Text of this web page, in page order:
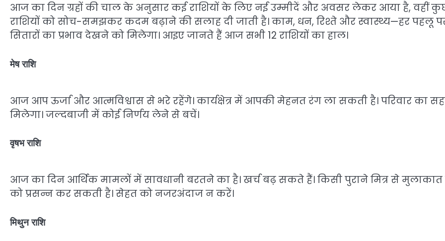
आज का दिन ग्रहों की चाल के अनुसार कई राशियों के लिए नई उम्मीदें और अवसर लेकर आया है, वहीं
राशियों को सोच-समझकर कदम बढ़ाने की सलाह दी जाती है। काम, धन, रिश्ते और स्वास्थ्य—हर पहलू
सितारों का प्रभाव देखने को मिलेगा। आइए जानते हैं आज सभी 12 राशियों का हाल।
मेष राशि
आज आप ऊर्जा और आत्मविश्वास से भरे रहेंगे। कार्यक्षेत्र में आपकी मेहनत रंग ला सकती है। परिवार का
मिलेगा। जल्दबाजी में कोई निर्णय लेने से बचें।
वृषभ राशि
आज का दिन आर्थिक मामलों में सावधानी बरतने का है। खर्च बढ़ सकते हैं। किसी पुराने मित्र से
को प्रसन्न कर सकती है। सेहत को नजरअंदाज न करें।
मिथुन राशि